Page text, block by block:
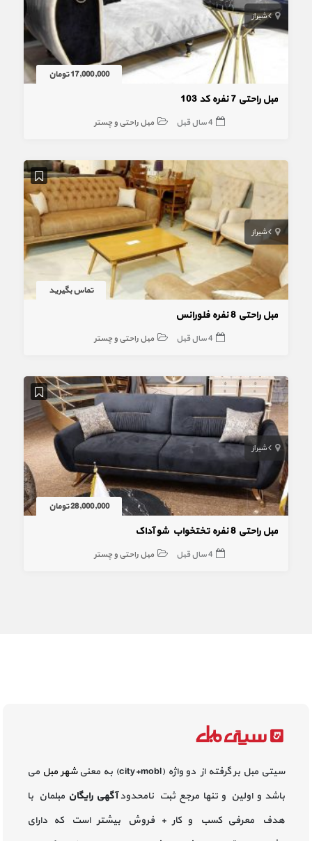
شیراز
17,000,000 تومان
مبل راحتی 7 نفره کد 103
4 سال قبل مبل راحتی و چستر
شیراز
تماس بگیرید
مبل راحتی 8 نفره فلورانس
4 سال قبل مبل راحتی و چستر
شیراز
28,000,000 تومان
مبل راحتی 8 نفره تختخواب شو آداک
4 سال قبل مبل راحتی و چستر
سیتی مبل بر گرفته از دو واژه (city+mobl) به معنی شهر مبل می
باشد و اولین و تنها مرجع ثبت نامحدودآگهی رایگان مبلمان با
هدف معرفی کسب و کار + فروش بیشتر است که دارای